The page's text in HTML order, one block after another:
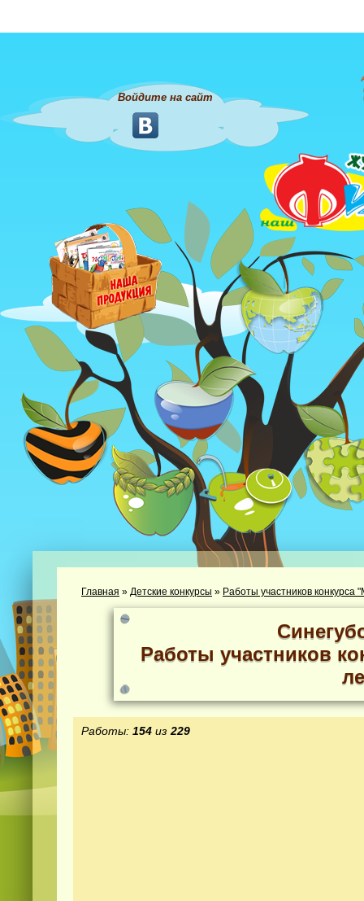
Войдите на сайт
Главная » Детские конкурсы » Работы участников конкурса
Работы участников
Работы: 154 из 229